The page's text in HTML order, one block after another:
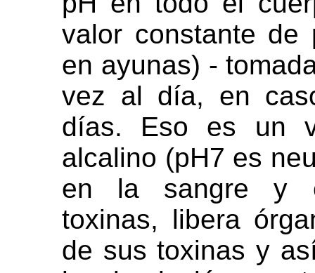
valor constante de
en ayunas) -
vez al día, en
días. Eso es un
alcalino (pH7 es
en la sangre y
toxinas, libera
de sus toxinas y